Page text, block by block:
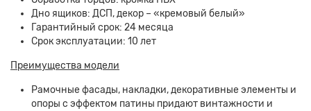
Дно ящиков: ДСП, декор – «кремовый белый»
Гарантийный срок: 24 месяца
Срок эксплуатации: 10 лет
Преимущества модели
Рамочные фасады, накладки, декоративные элементы и
опоры с эффектом патины придают винтажности и